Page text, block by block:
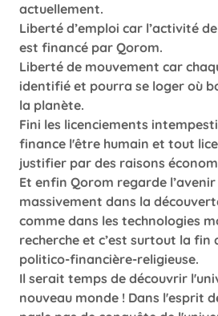
actuellement.
Liberté d’emploi car l’activité
est financé par Qorom.
Liberté de mouvement car
identifié et pourra se loger où
la planète.
Fini les licenciements
finance l'être humain et tout
justifier par des raisons
Et enfin Qorom regarde
massivement dans la
comme dans les technologies
recherche et c’est surtout la fin
politico-financière-religieuse.
Il serait temps de découvrir
nouveau monde ! Dans l'esprit